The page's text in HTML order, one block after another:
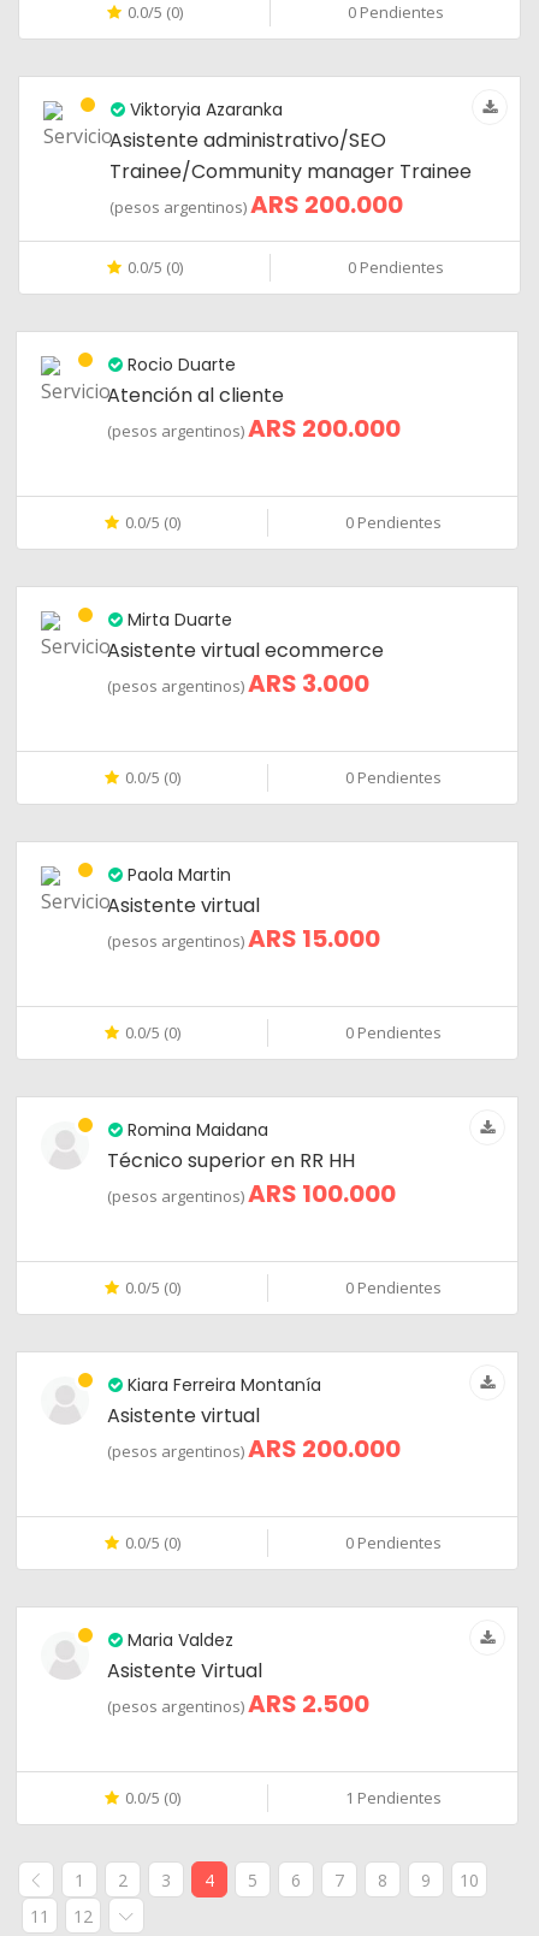
0.0/5 (0) 0 Pendientes
Viktoryia Azaranka
Asistente administrativo/SEO
Trainee/Community manager Trainee
(pesos argentinos)ARS 200.000
0.0/5 (0) 0 Pendientes
Rocio Duarte
Atención al cliente
(pesos argentinos)ARS 200.000
0.0/5 (0) 0 Pendientes
Mirta Duarte
Asistente virtual ecommerce
(pesos argentinos)ARS 3.000
0.0/5 (0) 0 Pendientes
Paola Martin
Asistente virtual
(pesos argentinos)ARS 15.000
0.0/5 (0) 0 Pendientes
Romina Maidana
Técnico superior en RR HH
(pesos argentinos)ARS 100.000
0.0/5 (0) 0 Pendientes
Kiara Ferreira Montanía
Asistente virtual
(pesos argentinos)ARS 200.000
0.0/5 (0) 0 Pendientes
Maria Valdez
Asistente Virtual
(pesos argentinos)ARS 2.500
0.0/5 (0) 1 Pendientes
1 2 3 4 5 6 7 8 9
10
11
12